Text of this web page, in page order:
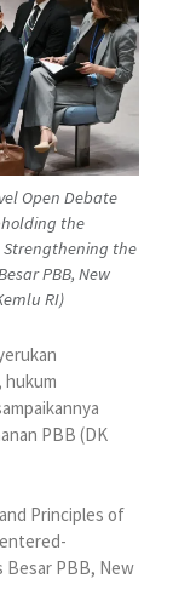
Open Debate
the
Strengthening the
PBB, New
RI)
hukum
PBB (DK
Principles of
Besar PBB, New